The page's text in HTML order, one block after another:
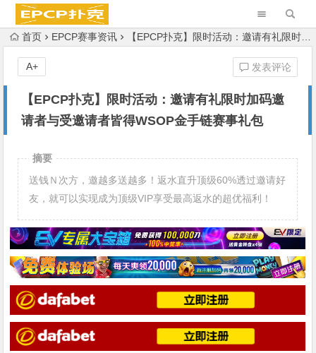
首页 EPCP赛事资讯 【EPCP扑克】限时活动：邀请有礼限时加码邀请者与受邀请者皆得WSOP金手链赛事礼包
【EPCP扑克】限时活动：邀请有礼限时加码邀
请者与受邀请者皆得WSOP金手链赛事礼包
发表评论
A+
摘要
送钱Ｎ次方，邀越多送越多！返水直升顶级60%透过邀请好
友，就可以实现成为顶级VIP享受最高返水的超优福利！